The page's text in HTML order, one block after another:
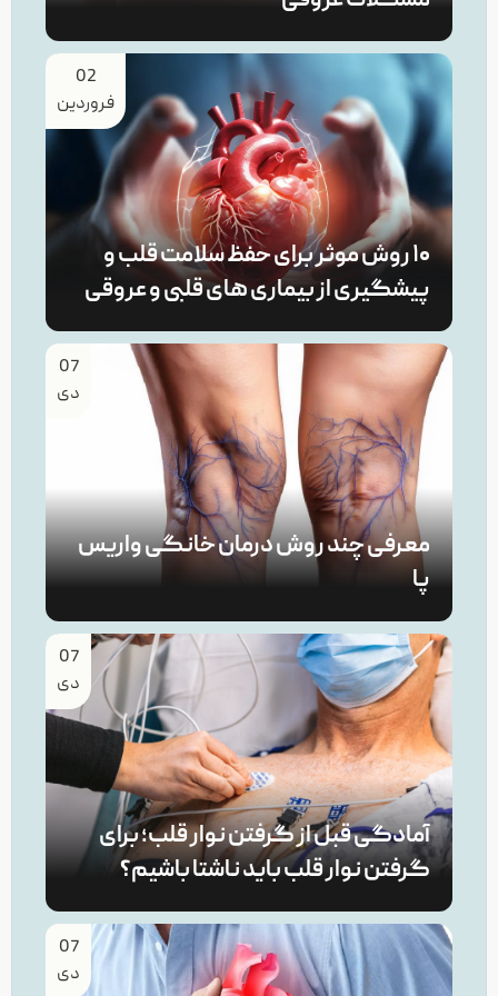
۱۰ روش موثر برای حفظ سلامت قلب و
پیشگیری از بیماری های قلبی و عروقی
02
فروردین
معرفی چند روش درمان خانگی واریس
پا
07
دی
آمادگی قبل از گرفتن نوار قلب؛ برای
گرفتن نوار قلب باید ناشتا باشیم؟
07
دی
07
دی